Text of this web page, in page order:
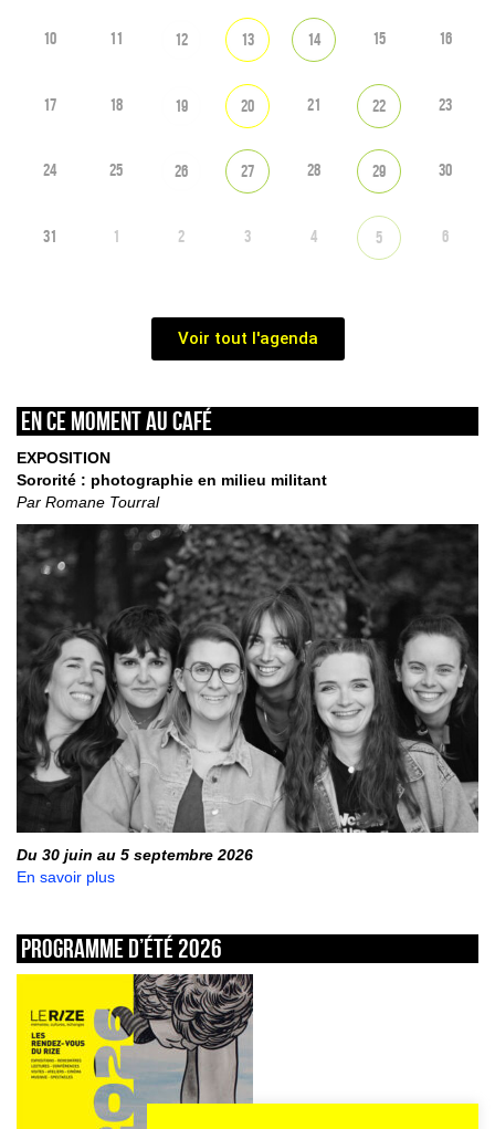
10 11 12 13 14 15 16
17 18 19 20 21 22 23
24 25 26 27 28 29 30
31 1 2 3 4 5 6
Voir tout l'agenda
En ce moment au café
EXPOSITION
Sororité : photographie en milieu militant
Par Romane Tourral
Du 30 juin au 5 septembre 2026
En savoir plus
Programme d’été 2026